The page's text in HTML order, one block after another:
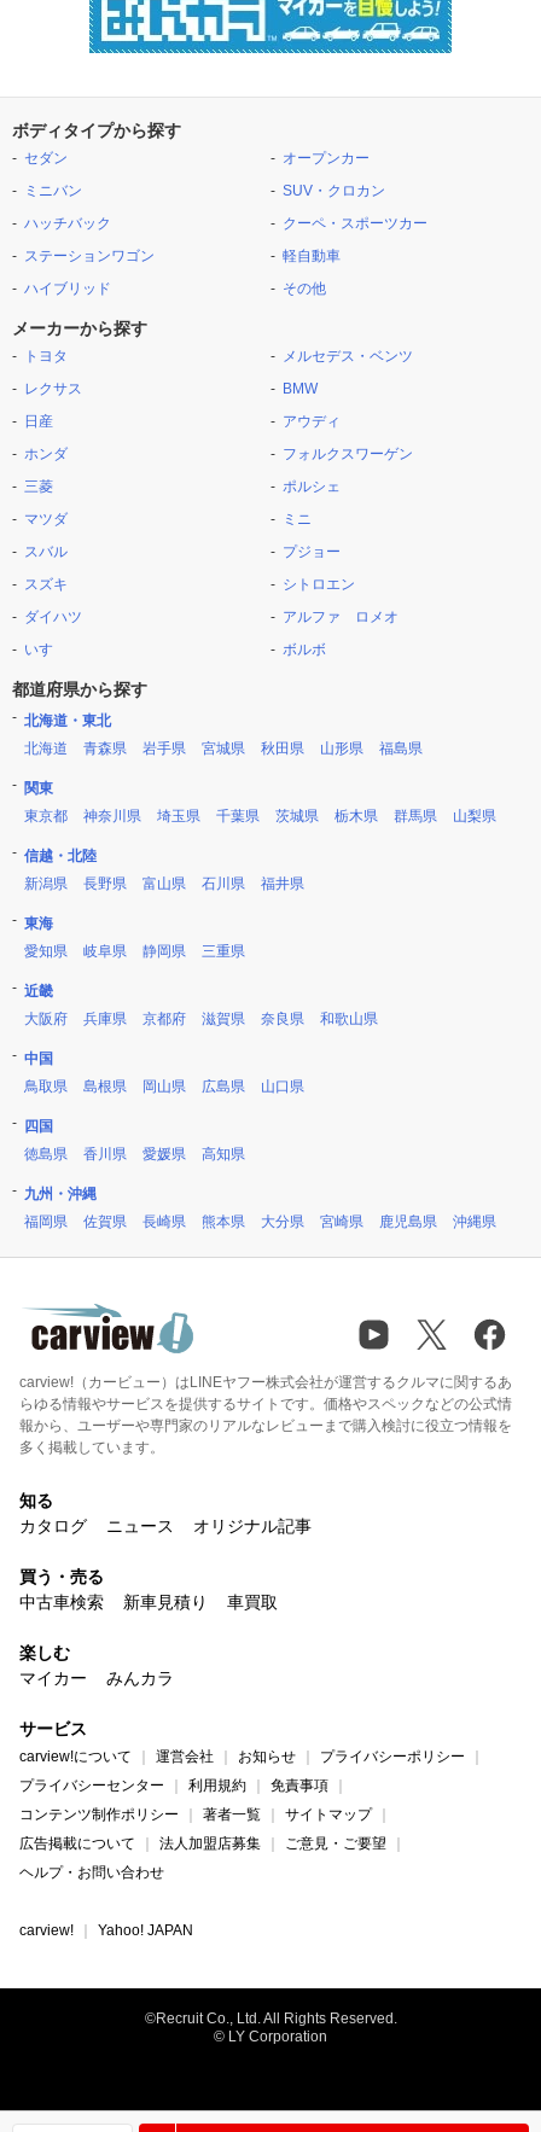
ボディタイプから探す
セダン
ミニバン
ハッチバック
ステーションワゴン
ハイブリッド
オープンカー
SUV・クロカン
クーペ・スポーツカー
軽自動車
その他
メーカーから探す
トヨタ
レクサス
日産
ホンダ
三菱
マツダ
スバル
スズキ
ダイハツ
いすゞ
メルセデス・ベンツ
BMW
アウディ
フォルクスワーゲン
ポルシェ
ミニ
プジョー
シトロエン
アルファ ロメオ
ボルボ
都道府県から探す
北海道・東北
北海道
青森県 岩手県 宮城県 秋田県 山形県 福島県
関東
東京都
神奈川県 埼玉県 千葉県 茨城県 栃木県 群馬県 山梨県
信越・北陸
新潟県
長野県 富山県 石川県 福井県
東海
愛知県
岐阜県 静岡県 三重県
近畿
大阪府
兵庫県 京都府 滋賀県 奈良県 和歌山県
中国
鳥取県
島根県 岡山県 広島県 山口県
四国
徳島県
香川県 愛媛県 高知県
九州・沖縄
福岡県
佐賀県 長崎県 熊本県 大分県 宮崎県 鹿児島県 沖縄県
carview!（カービュー）はLINEヤフー株式会社が運営するクルマに関するあ
らゆる情報やサービスを提供するサイトです。価格やスペックなどの公式情
報から、ユーザーや専門家のリアルなレビューまで購入検討に役立つ情報を
多く掲載しています。
知る
カタログ
ニュース オリジナル記事
買う・売る
中古車検索
新車見積り 車買取
楽しむ
マイカー
みんカラ
サービス
carview!について 運営会社 お知らせ
プライバシーポリシー
プライバシーセンター
利用規約
免責事項
コンテンツ制作ポリシー
著者一覧
サイトマップ
広告掲載について
法人加盟店募集
ご意見・ご要望
ヘルプ・お問い合わせ
carview! Yahoo! JAPAN
©Recruit Co., Ltd. All Rights Reserved.
© LY Corporation